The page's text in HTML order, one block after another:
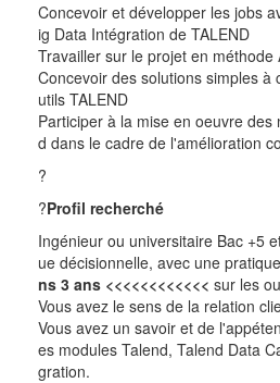
Concevoir et développer les jobs
ig Data Intégration de TALEND
Travailler sur le projet en méthode
Concevoir des solutions simples à
utils TALEND
Participer à la mise en oeuvre des
d dans le cadre de l'amélioration
?
?Profil recherché
Ingénieur ou universitaire Bac +5
ue décisionnelle, avec une pratique
ns 3 ans <<<<<<<<<<<< sur les
Vous avez le sens de la relation
Vous avez un savoir et de
es modules Talend, Talend Data
gration.